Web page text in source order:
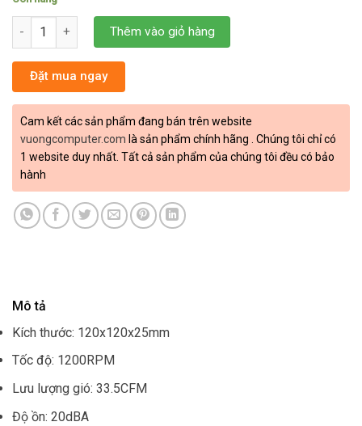
Fan Case CoolMoon K8 Led RGB số lượng
Thêm vào giỏ hàng
Đặt mua ngay
Cam kết các sản phẩm đang bán trên website
vuongcomputer.com là sản phẩm chính hãng . Chúng tôi chỉ có
1 website duy nhất. Tất cả sản phẩm của chúng tôi đều có bảo
hành
Mô tả
Kích thước: 120x120x25mm
Tốc độ: 1200RPM
Lưu lượng gió: 33.5CFM
Độ ồn: 20dBA